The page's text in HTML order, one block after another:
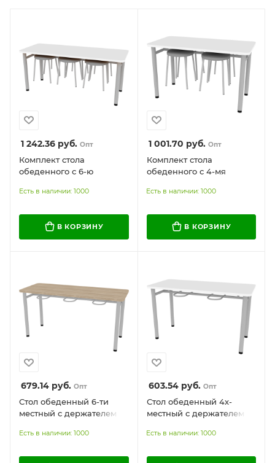
1 242.36 руб. Опт
Комплект стола
обеденного с 6-ю
Есть в наличии: 1000
В КОРЗИНУ
1 001.70 руб. Опт
Комплект стола
обеденного с 4-мя
Есть в наличии: 1000
В КОРЗИНУ
679.14 руб. Опт
Стол обеденный 6-ти
местный с держателем
Есть в наличии: 1000
603.54руб. Опт
Стол обеденный 4х-
местный с держателем
Есть в наличии: 1000